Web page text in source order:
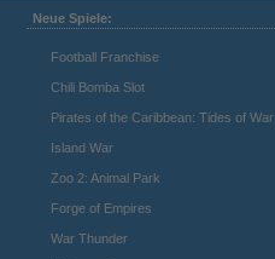
Neue Spiele:
Football Franchise
Chili Bomba Slot
Pirates of the Caribbean: Tides of War
Island War
Zoo 2: Animal Park
Forge of Empires
War Thunder